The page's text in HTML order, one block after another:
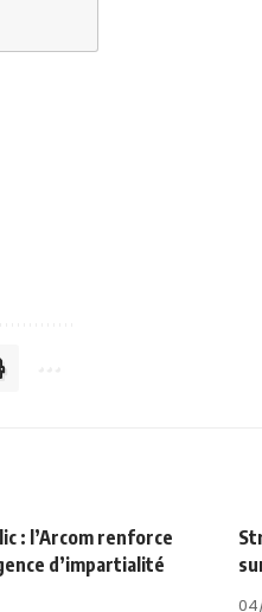
: l’Arcom renforce
d’impartialité